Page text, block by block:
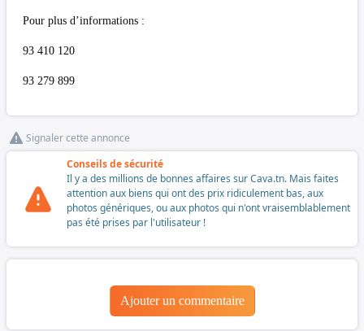
Pour plus d’informations :
93 410 120
93 279 899
Signaler cette annonce
Conseils de sécurité
Il y a des millions de bonnes affaires sur Cava.tn. Mais faites
attention aux biens qui ont des prix ridiculement bas, aux
photos génériques, ou aux photos qui n'ont vraisemblablement
pas été prises par l'utilisateur !
Ajouter un commentaire